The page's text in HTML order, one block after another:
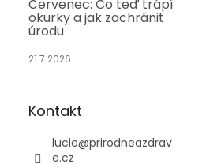
Červenec: Co teď trápí
okurky a jak zachránit
úrodu
21.7.2026
Kontakt
lucie@prirodneazdrav
e.cz